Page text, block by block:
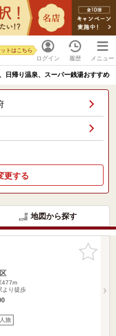
ログイン
トはこちら
履歴 メニュー
日帰り温泉、スーパー銭湯おすすめ
更する
地図から探す
お気に入
りに追加
477m
より徒歩
旅